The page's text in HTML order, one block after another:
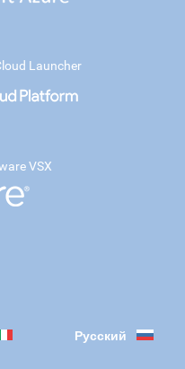
Launcher
VSX
Русский